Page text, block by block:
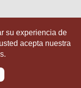
su experiencia de
acepta nuestra